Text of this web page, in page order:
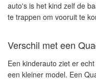
auto's is het kind zelf de
te trappen om vooruit te
Verschil met een
Een kinderauto ziet er
een kleiner model. Een